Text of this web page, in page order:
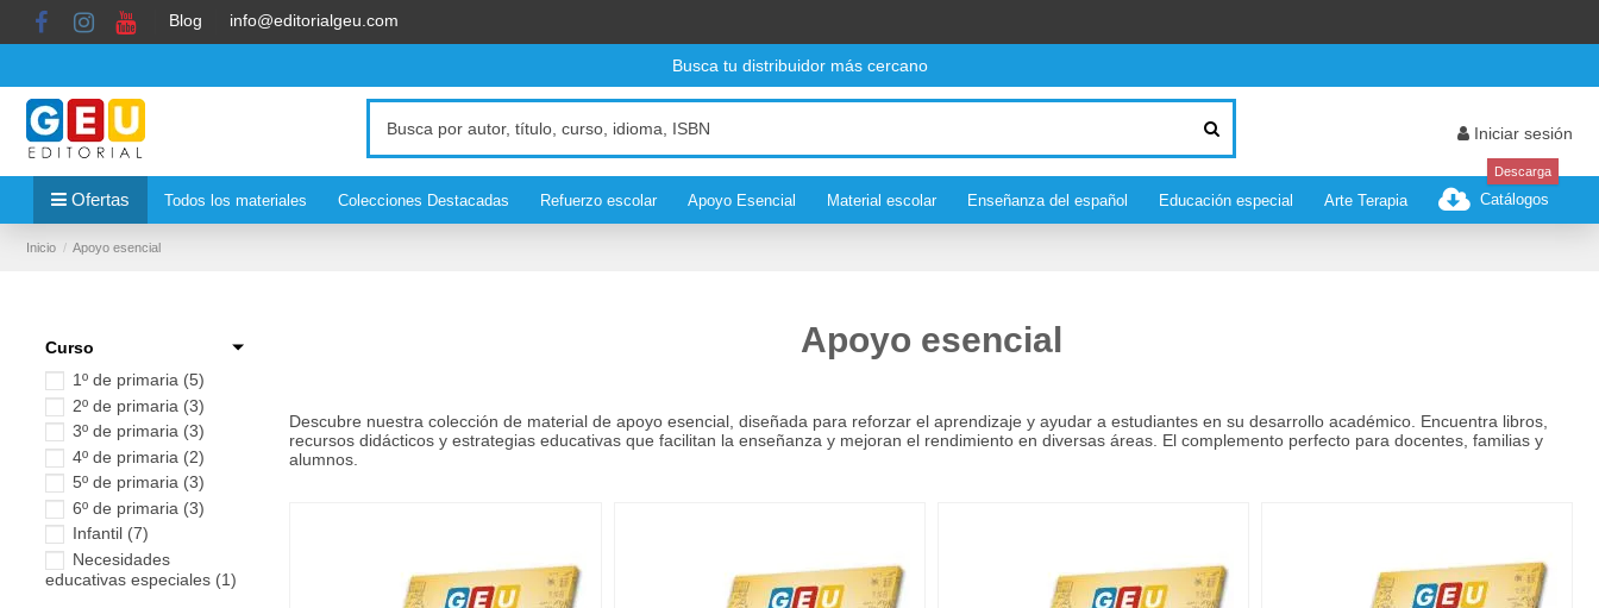
Blog info@editorialgeu.com
Busca tu distribuidor más cercano
Iniciar sesión
Ofertas Todos los materiales Colecciones Destacadas Refuerzo escolar Apoyo Esencial Material escolar Enseñanza del español Educación especial Arte Terapia Catálogos
Descarga
Inicio Apoyo esencial
Apoyo esencial
Descubre nuestra colección de material de apoyo esencial, diseñada para reforzar el aprendizaje y ayudar a estudiantes en su desarrollo académico. Encuentra libros,
recursos didácticos y estrategias educativas que facilitan la enseñanza y mejoran el rendimiento en diversas áreas. El complemento perfecto para docentes, familias y
alumnos.
Curso
1º de primaria (5)
2º de primaria (3)
3º de primaria (3)
4º de primaria (2)
5º de primaria (3)
6º de primaria (3)
Infantil (7)
Necesidades
educativas especiales (1)